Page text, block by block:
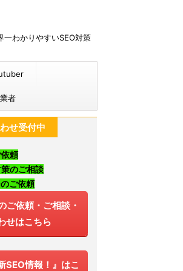
一わかりやすいSEO対策
者
せ受付中
依頼
策のご相談
ご依頼
ご依頼・ご相談・
せはこちら
SEO情報！』はこ